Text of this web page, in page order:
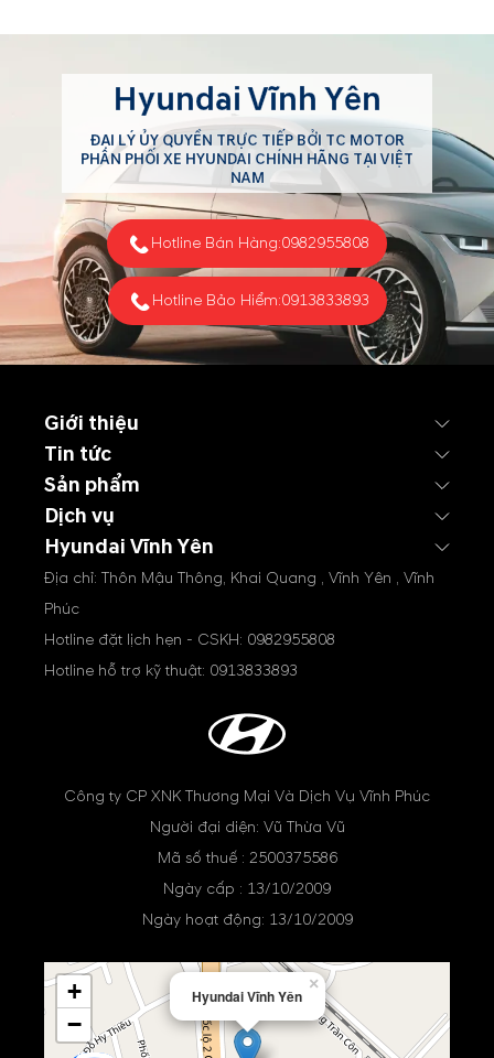
Hyundai Vĩnh Yên
ĐẠI LÝ ỦY QUYỀN TRỰC TIẾP BỞI TC MOTOR
PHÂN PHỐI XE HYUNDAI CHÍNH HÃNG TẠI VIỆT
NAM
Hotline Bán Hàng:0982955808
Hotline Bảo Hiểm:0913833893
Giới thiệu
Tin tức
Sản phẩm
Dịch vụ
Hyundai Vĩnh Yên
Địa chỉ: Thôn Mậu Thông, Khai Quang , Vĩnh Yên , Vĩnh
Phúc
Hotline đặt lịch hẹn - CSKH: 0982955808
Hotline hỗ trợ kỹ thuật: 0913833893
Công ty CP XNK Thương Mại Và Dịch Vụ Vĩnh Phúc
Người đại diện: Vũ Thừa Vũ
Mã số thuế : 2500375586
Ngày cấp : 13/10/2009
Ngày hoạt động: 13/10/2009
Hyundai Vĩnh Yên
×
+
−